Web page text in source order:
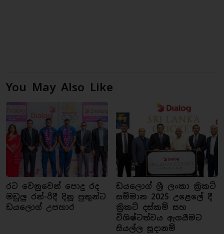
You May Also Like
රට වෙනුවෙන් පොදු රද
මඩුලු රන්-රිදී දිනූ පුතුන්ට
ඩයලොග් උපහාර
ඩයලොග් ශ්‍රී ලංකා ක්‍රිකට්
සම්මාන 2025 උළෙලේ දී
ක්‍රිකට් දස්කම් සහ
විශිෂ්ටත්වය ඇගයීමට
සියල්ල සූදානම්